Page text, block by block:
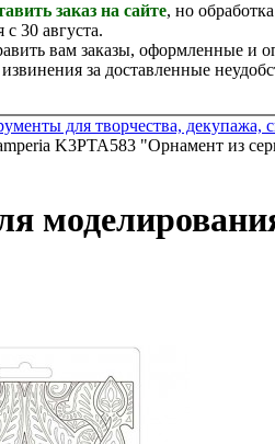
заказ на сайте, но
с 30 августа.
вам заказы, оформленные и
за доставленные
для творчества, декупажа,
K3PTA583 "Орнамент из